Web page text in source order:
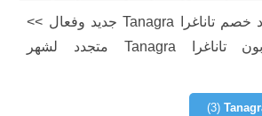
كود خصم تاناغرا Tanagra جديد وفعال >>
كوبون تاناغرا Tanagra متجدد لشهر
(3)